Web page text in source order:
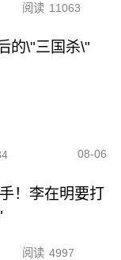
阅读 11063
的\"三国杀\"
08-06
！李在明要打
阅读 4997